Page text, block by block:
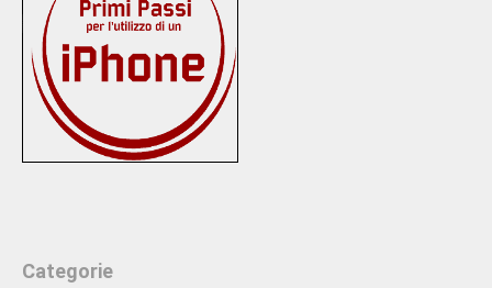
Categorie